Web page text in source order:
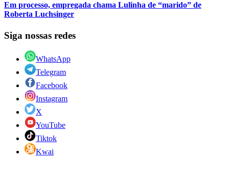
Em processo, empregada chama Lulinha de “marido” de
Roberta Luchsinger
Siga nossas redes
WhatsApp
Telegram
Facebook
Instagram
X
YouTube
Tiktok
Kwai